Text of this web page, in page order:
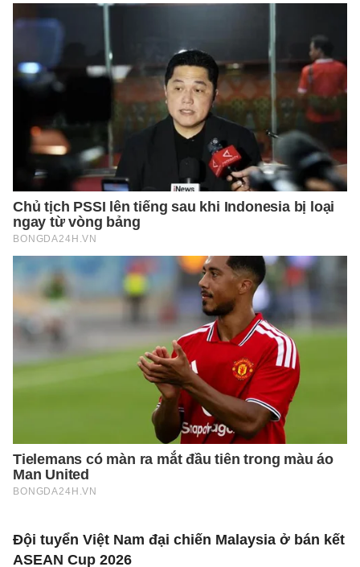
Đội tuyển Việt Nam đại chiến Malaysia ở bán kết
ASEAN Cup 2026